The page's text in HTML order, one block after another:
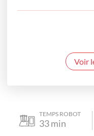
Voir
TEMPS ROBOT
33min